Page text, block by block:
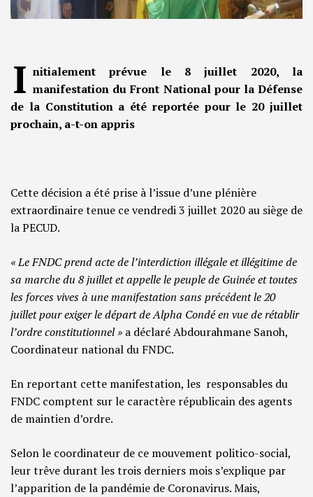
I nitialement prévue le 8 juillet 2020, la
manifestation du Front National pour la Défense
de la Constitution a été reportée pour le 20 juillet
prochain, a-t-on appris
Cette décision a été prise à l’issue d’une plénière
extraordinaire tenue ce vendredi 3 juillet 2020 au siège de
la PECUD.
« Le FNDC prend acte de l’interdiction illégale et illégitime de
sa marche du 8 juillet et appelle le peuple de Guinée et toutes
les forces vives à une manifestation sans précédent le 20
juillet pour exiger le départ de Alpha Condé en vue de rétablir
l’ordre constitutionnel » a déclaré Abdourahmane Sanoh,
Coordinateur national du FNDC.
En reportant cette manifestation, les responsables du
FNDC comptent sur le caractère républicain des agents
de maintien d’ordre.
Selon le coordinateur de ce mouvement politico-social,
leur trêve durant les trois derniers mois s’explique par
l’apparition de la pandémie de Coronavirus. Mais,